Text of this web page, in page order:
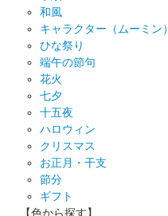
和風
キャラクター（ムーミン）
ひな祭り
端午の節句
花火
七夕
十五夜
ハロウィン
クリスマス
お正月・干支
節分
ギフト
【色から探す】